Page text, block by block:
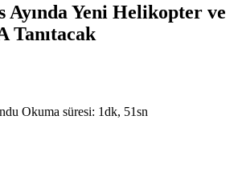
Ayında Yeni Helikopter ve
Tanıtacak
Okuma süresi: 1dk, 51sn